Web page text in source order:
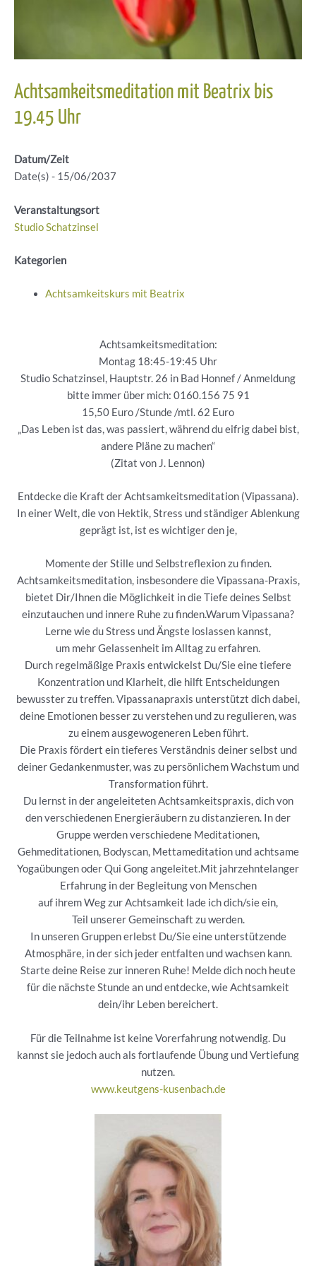
Achtsamkeitsmeditation mit Beatrix bis
19.45 Uhr
Datum/Zeit
Date(s) - 15/06/2037
Veranstaltungsort
Studio Schatzinsel
Kategorien
Achtsamkeitskurs mit Beatrix
Achtsamkeitsmeditation:
Montag 18:45-19:45 Uhr
Studio Schatzinsel, Hauptstr. 26 in Bad Honnef / Anmeldung
bitte immer über mich: 0160.156 75 91
15,50 Euro /Stunde /mtl. 62 Euro
„Das Leben ist das, was passiert, während du eifrig dabei bist,
andere Pläne zu machen“
(Zitat von J. Lennon)
Entdecke die Kraft der Achtsamkeitsmeditation (Vipassana).
In einer Welt, die von Hektik, Stress und ständiger Ablenkung
geprägt ist, ist es wichtiger den je,
Momente der Stille und Selbstreflexion zu finden.
Achtsamkeitsmeditation, insbesondere die Vipassana-Praxis,
bietet Dir/Ihnen die Möglichkeit in die Tiefe deines Selbst
einzutauchen und innere Ruhe zu finden.Warum Vipassana?
Lerne wie du Stress und Ängste loslassen kannst,
um mehr Gelassenheit im Alltag zu erfahren.
Durch regelmäßige Praxis entwickelst Du/Sie eine tiefere
Konzentration und Klarheit, die hilft Entscheidungen
bewusster zu treffen. Vipassanapraxis unterstützt dich dabei,
deine Emotionen besser zu verstehen und zu regulieren, was
zu einem ausgewogeneren Leben führt.
Die Praxis fördert ein tieferes Verständnis deiner selbst und
deiner Gedankenmuster, was zu persönlichem Wachstum und
Transformation führt.
Du lernst in der angeleiteten Achtsamkeitspraxis, dich von
den verschiedenen Energieräubern zu distanzieren. In der
Gruppe werden verschiedene Meditationen,
Gehmeditationen, Bodyscan, Mettameditation und achtsame
Yogaübungen oder Qui Gong angeleitet.Mit jahrzehntelanger
Erfahrung in der Begleitung von Menschen
auf ihrem Weg zur Achtsamkeit lade ich dich/sie ein,
Teil unserer Gemeinschaft zu werden.
In unseren Gruppen erlebst Du/Sie eine unterstützende
Atmosphäre, in der sich jeder entfalten und wachsen kann.
Starte deine Reise zur inneren Ruhe! Melde dich noch heute
für die nächste Stunde an und entdecke, wie Achtsamkeit
dein/ihr Leben bereichert.
Für die Teilnahme ist keine Vorerfahrung notwendig. Du
kannst sie jedoch auch als fortlaufende Übung und Vertiefung
nutzen.
www.keutgens-kusenbach.de